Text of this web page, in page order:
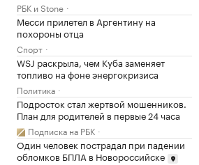
РБК и Stone
Месси прилетел в Аргентину на
похороны отца
Спорт
WSJ раскрыла, чем Куба заменяет
топливо на фоне энергокризиса
Политика
Подросток стал жертвой мошенников.
План для родителей в первые 24 часа
Подписка на РБК
Один человек пострадал при падении
обломков БПЛА в Новороссийске